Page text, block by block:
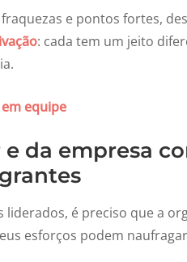
e pontos fortes,
: cada tem um jeito
equipe
da empresa
é preciso que a
esforços podem